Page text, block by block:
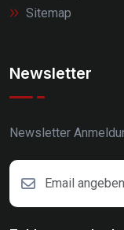
Sitemap
Newsletter
Newsletter